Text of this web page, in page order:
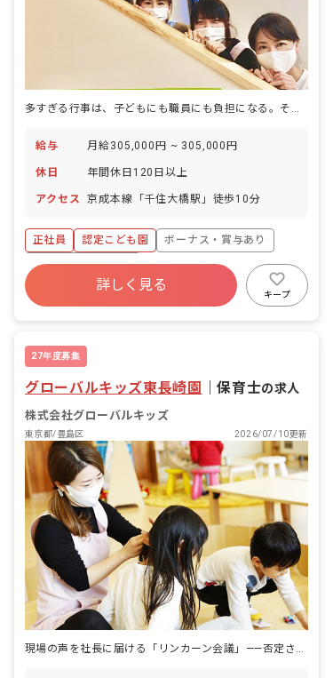
多すぎる行事は、子どもにも職員にも負担になる。そう考える認定こども園で、日々の生活を大切にします。
給与 月給305,000円 ~ 305,000円
休日 年間休日120日以上
アクセス 京成本線「千住大橋駅」徒歩10分
正社員 認定こども園
ボーナス・賞与あり
年間休日120日以上
寮・住宅・家賃補助あり
社会保険完備
詳しく見る
キープ
27年度募集
グローバルキッズ東長崎園 ｜保育士の求人
株式会社グローバルキッズ
東京都/豊島区 2026/07/10更新